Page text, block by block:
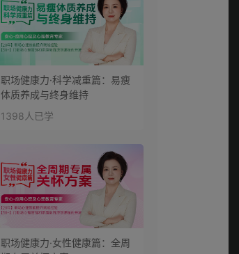
职场健康力·科学减重篇：易瘦
体质养成与终身维持
1398人已学
职场健康力·女性健康篇：全周